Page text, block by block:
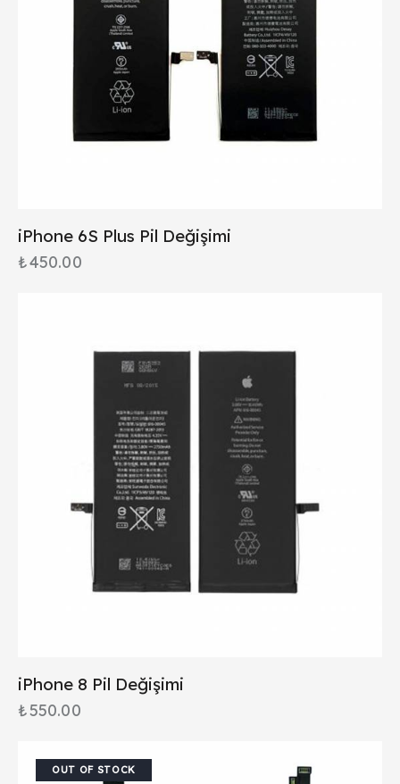
iPhone 6S Plus Pil Değişimi
₺450.00
iPhone 8 Pil Değişimi
₺550.00
OUT OF STOCK